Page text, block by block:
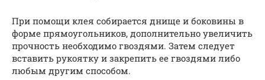
При помощи клея собирается днище и боковины в
форме прямоугольников, дополнительно увеличить
прочность необходимо гвоздями. Затем следует
вставить рукоятку и закрепить ее гвоздями либо
любым другим способом.